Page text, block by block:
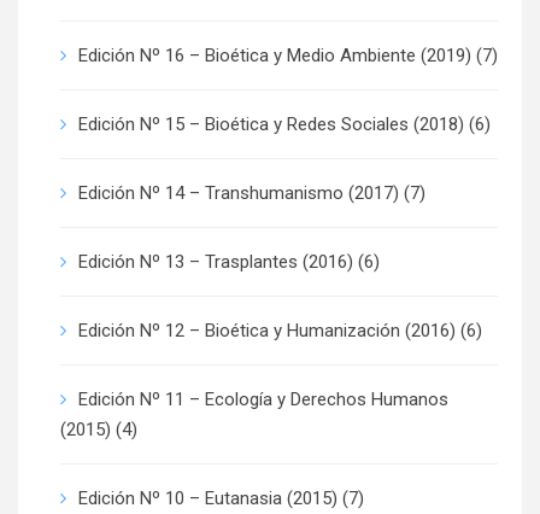
Edición Nº 16 – Bioética y Medio Ambiente (2019) (7)
Edición Nº 15 – Bioética y Redes Sociales (2018) (6)
Edición Nº 14 – Transhumanismo (2017) (7)
Edición Nº 13 – Trasplantes (2016) (6)
Edición Nº 12 – Bioética y Humanización (2016) (6)
Edición Nº 11 – Ecología y Derechos Humanos
(2015) (4)
Edición Nº 10 – Eutanasia (2015) (7)